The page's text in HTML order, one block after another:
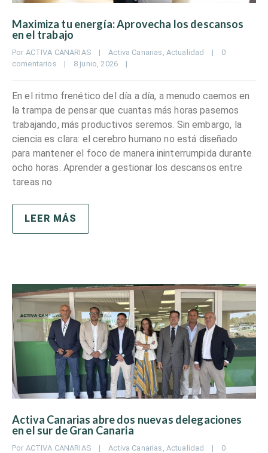
Maximiza tu energía: Aprovecha los descansos
en el trabajo
Por ACTIVA CANARIAS | Activa Canarias Actualidad |
0
comentarios
| 8 junio, 2026 |
En el ritmo frenético del día a día, a menudo caemos en
la trampa de pensar que cuantas más horas pasemos
trabajando, más productivos seremos. Sin embargo, la
ciencia es clara: el cerebro humano no está diseñado
para mantener el foco de manera ininterrumpida durante
ocho horas. Aprender a gestionar los descansos entre
tareas no
LEER MÁS
Activa Canarias abre dos nuevas delegaciones
en el sur de Gran Canaria
Por ACTIVA CANARIAS | Activa Canarias Actualidad |
0